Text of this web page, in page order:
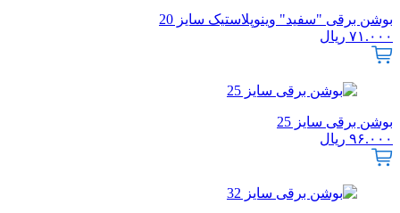
بوشن برقی "سفید" وینوپلاستیک سایز 20
۷۱.۰۰۰ ریال
بوشن برقی سایز 25
۹۶.۰۰۰ ریال